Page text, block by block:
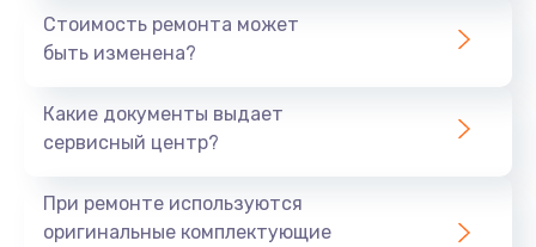
Стоимость ремонта может
быть изменена?
Какие документы выдает
сервисный центр?
При ремонте используются
оригинальные комплектующие